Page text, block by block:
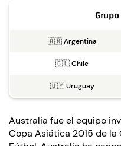
🇦🇷 Argentina
🇨🇱 Chile
🇺🇾 Uruguay
Australia fue el equipo
Copa Asiática 2015 de